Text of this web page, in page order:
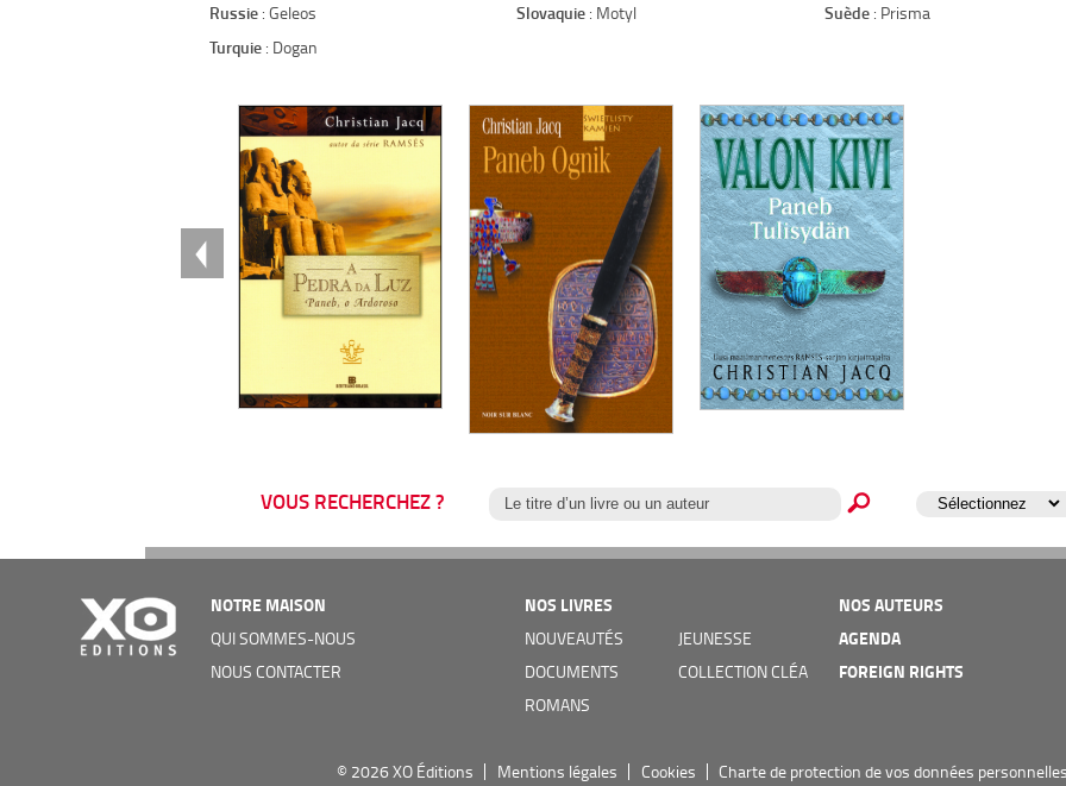
Russie: Geleos Slovaquie : Motyl Suède: Prisma
Turquie: Dogan
VOUS RECHERCHEZ ?
NOTRE MAISON
QUI SOMMES-NOUS
NOUS CONTACTER
NOS LIVRES
NOUVEAUTÉS
DOCUMENTS
ROMANS
JEUNESSE
COLLECTION CLÉA
NOS AUTEURS
AGENDA
FOREIGN RIGHTS
© 2026XO Éditions Mentions légales Cookies Charte de protection de vos données